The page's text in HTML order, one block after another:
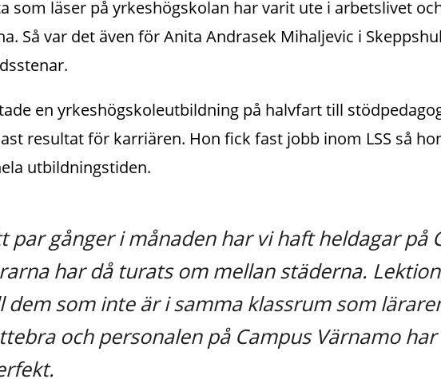
som läser på yrkeshögskolan har varit ute i arbetslivet
Så var det även för Anita Andrasek Mihaljevic i
en yrkeshögskoleutbildning på halvfart till
resultat för karriären. Hon fick fast jobb inom LSS så
utbildningstiden.
par gånger i månaden har vi haft heldagar på
har då turats om mellan städerna.
dem som inte är i samma klassrum som
och personalen på Campus Värnamo